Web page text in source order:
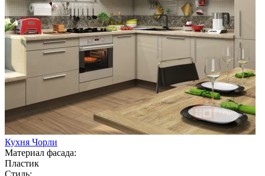
Кухня Чорли
Материал фасада:
Пластик
Стиль: